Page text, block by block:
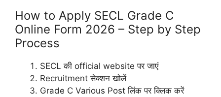
How to Apply SECL Grade C
Online Form 2026 – Step by Step
Process
SECL की official website पर जाएं
Recruitment सेक्शन खोलें
Grade C Various Post लिंक पर क्लिक करें